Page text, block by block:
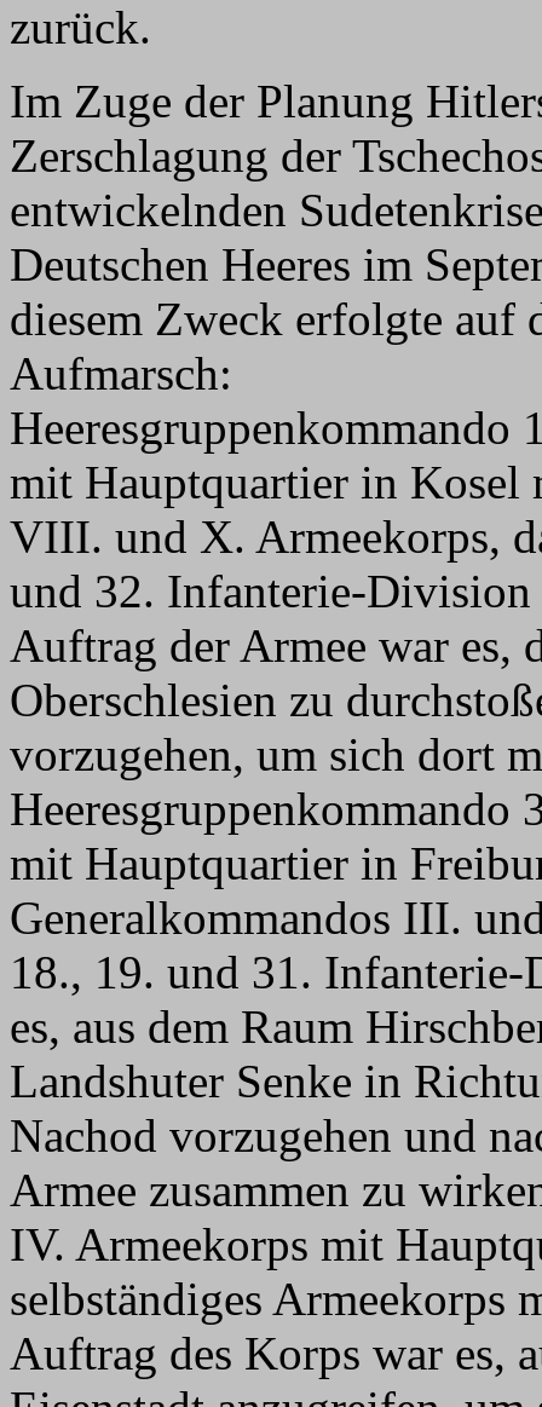
zurück.
Im Zuge der Planung
Zerschlagung der
entwickelnden
Deutschen Heeres im
diesem Zweck erfolgte auf
Aufmarsch:
Heeresgruppenkommando
mit Hauptquartier in Kosel
VIII. und X. Armeekorps,
und 32. Infanterie-
Auftrag der Armee war es,
Oberschlesien zu
vorzugehen, um sich dort
Heeresgruppenkommando
mit Hauptquartier in
Generalkommandos III.
18., 19. und 31.
es, aus dem Raum
Landshuter Senke in
Nachod vorzugehen und
Armee zusammen zu
IV. Armeekorps mit
selbständiges
Auftrag des Korps war es,